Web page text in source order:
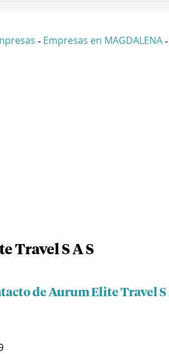
- Empresas en MAGDALENA -
Travel S A S
de Aurum Elite Travel S